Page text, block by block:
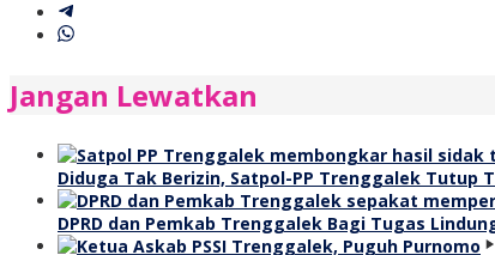
Jangan Lewatkan
Diduga Tak Berizin, Satpol-PP Trenggalek Tutup
DPRD dan Pemkab Trenggalek Bagi Tugas